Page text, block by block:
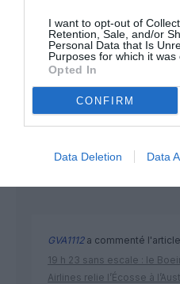
I want to opt-out of
Retention, Sale, and/or
Personal Data that Is
Purposes for which it was
Opted In
CONFIRM
Data Deletion Data
NOUS
GVA1112a commenté
19 h 23 sans escale : le
Airlines relie l’Écosse à